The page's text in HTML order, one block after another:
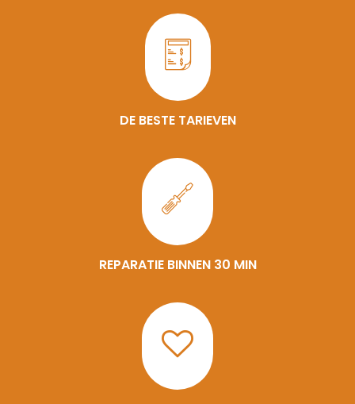
DE BESTE TARIEVEN
REPARATIE BINNEN 30 MIN